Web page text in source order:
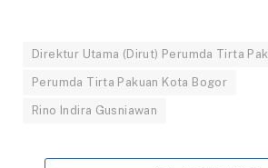
Direktur Utama (Dirut) Perumda Tirta
Perumda Tirta Pakuan Kota Bogor
Rino Indira Gusniawan